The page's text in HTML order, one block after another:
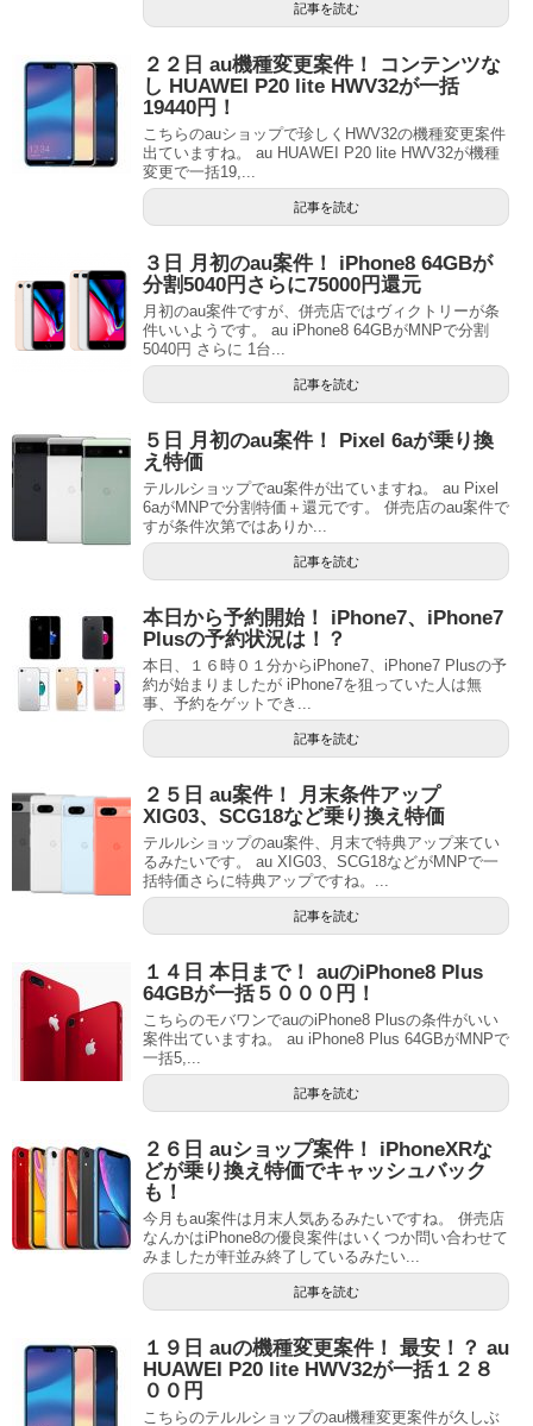
記事を読む
２２日 au機種変更案件！ コンテンツな
し HUAWEI P20 lite HWV32が一括
19440円！
こちらのauショップで珍しくHWV32の機種変更案件
出ていますね。 au HUAWEI P20 lite HWV32が機種
変更で一括19,...
記事を読む
３日 月初のau案件！ iPhone8 64GBが
分割5040円さらに75000円還元
月初のau案件ですが、併売店ではヴィクトリーが条
件いいようです。 au iPhone8 64GBがMNPで分割
5040円 さらに 1台...
記事を読む
５日 月初のau案件！ Pixel 6aが乗り換
え特価
テルルショップでau案件が出ていますね。 au Pixel
6aがMNPで分割特価＋還元です。 併売店のau案件で
すが条件次第ではありか...
記事を読む
本日から予約開始！ iPhone7、iPhone7
Plusの予約状況は！？
本日、１６時０１分からiPhone7、iPhone7 Plusの予
約が始まりましたが iPhone7を狙っていた人は無
事、予約をゲットでき...
記事を読む
２５日 au案件！ 月末条件アップ
XIG03、SCG18など乗り換え特価
テルルショップのau案件、月末で特典アップ来てい
るみたいです。 au XIG03、SCG18などがMNPで一
括特価さらに特典アップですね。...
記事を読む
１４日 本日まで！ auのiPhone8 Plus
64GBが一括５０００円！
こちらのモバワンでauのiPhone8 Plusの条件がいい
案件出ていますね。 au iPhone8 Plus 64GBがMNPで
一括5,...
記事を読む
２６日 auショップ案件！ iPhoneXRな
どが乗り換え特価でキャッシュバック
も！
今月もau案件は月末人気あるみたいですね。 併売店
なんかはiPhone8の優良案件はいくつか問い合わせて
みましたが軒並み終了しているみたい...
記事を読む
１９日 auの機種変更案件！ 最安！？ au
HUAWEI P20 lite HWV32が一括１２８
００円
こちらのテルルショップのau機種変更案件が久しぶ